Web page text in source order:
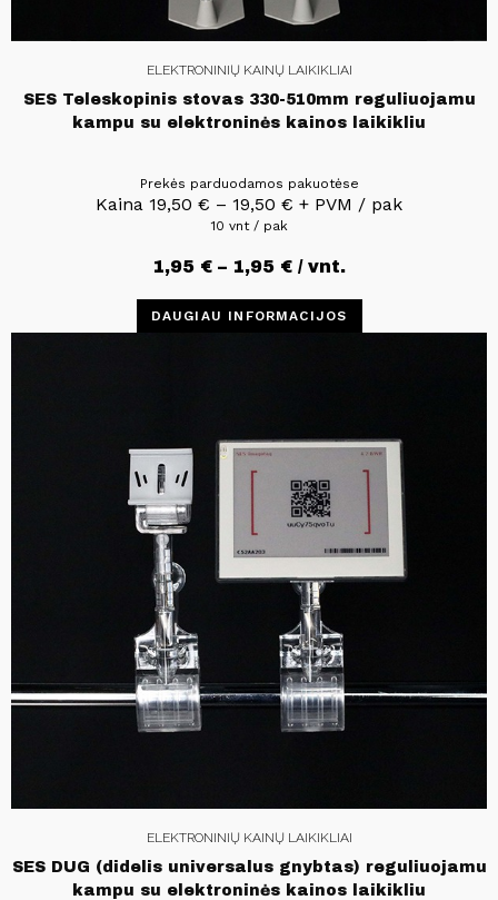
ELEKTRONINIŲ KAINŲ LAIKIKLIAI
SES Teleskopinis stovas 330-510mm reguliuojamu
kampu su elektroninės kainos laikikliu
Prekės parduodamos pakuotėse
Kaina 19,50 € – 19,50 € + PVM / pak
10 vnt / pak
1,95 € – 1,95 € / vnt.
DAUGIAU INFORMACIJOS
ELEKTRONINIŲ KAINŲ LAIKIKLIAI
SES DUG (didelis universalus gnybtas) reguliuojamu
kampu su elektroninės kainos laikikliu